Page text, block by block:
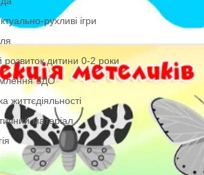
Ігри для дітей 5–6 років (старша група)
Співпраця з батьками
Природа
Інтелектуально-рухливі ігри
Довкілля
Ранній розвиток дитини 0-2 роки
Оформлення ЗДО
Безпека життєдіяльності